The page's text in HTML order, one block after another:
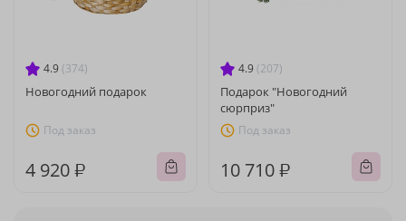
4.9 (374)
Новогодний подарок
Под заказ
4 920 ₽
4.9 (207)
Подарок "Новогодний
сюрприз"
Под заказ
10 710 ₽